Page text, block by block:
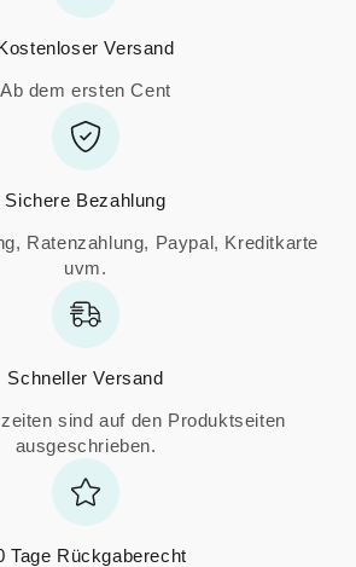
Versand
Ab dem ersten Cent
Sichere Bezahlung
Ratenzahlung, Paypal, Kreditkarte
uvm.
Schneller Versand
sind auf den Produktseiten
ausgeschrieben.
Tage Rückgaberecht